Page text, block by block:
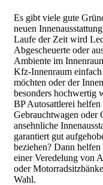
Es gibt viele gute
neuen
Laufe der Zeit wird
Abgescheuerte oder
Ambiente im
Kfz-Innenraum einfach
möchten oder der
besonders hochwertig
BP Autosattlerei
Gebrauchtwagen oder
ansehnliche
garantiert gut
beziehen? Dann
einer Veredelung von
oder
Wahl.